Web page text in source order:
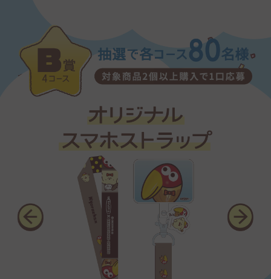
①本キャンペーン応募の際に虚偽の内容を入力した場
②本キャンペーンを利用した営業行為、営利目的行為
又はその準備を目的とした行為を行った場合。
③公序良俗に反する行為、法令又は条例に違反する行
為、犯罪的行為に結びつく行為を行った場合。
④第三者の知的財産権（著作権、商標権等）その他の
財産権、プライバシーを侵害する行為を行った場合。
⑤ハッキング、クラッシュ、スパム等の方法によっての
ソフトウェア、ハードウェア、通信機器等の機能を妨
害、破壊、制限するなど、本キャンペーンの運営妨害を
⑥応募条件を含む本規約のいずれかに違反した場合。
⑦その他、第三者に不利益又は損害を与える行為を行
うなど、不適切であると当社が判断した場合。
■サービスの変更・中断・中止・終了
当社は、本キャンペーンの内容の全部又は一部を事前
に通知することなく変更、中断、中止及び終了するこ
とができるものとします。なお、変更、中断、中止及び
終了により生じた損害について、当社は一切責任を負